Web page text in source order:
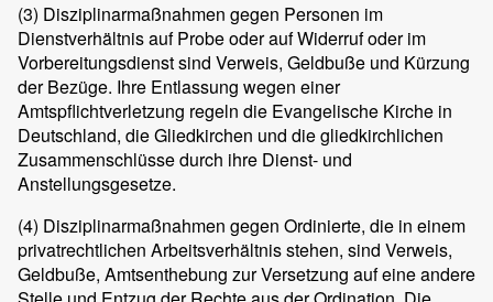
(3) Disziplinarmaßnahmen gegen Personen im
Dienstverhältnis auf Probe oder auf Widerruf oder im
Vorbereitungsdienst sind Verweis, Geldbuße und Kürzung
der Bezüge. Ihre Entlassung wegen einer
Amtspflichtverletzung regeln die Evangelische Kirche in
Deutschland, die Gliedkirchen und die gliedkirchlichen
Zusammenschlüsse durch ihre Dienst- und
Anstellungsgesetze.
(4) Disziplinarmaßnahmen gegen Ordinierte, die in einem
privatrechtlichen Arbeitsverhältnis stehen, sind Verweis,
Geldbuße, Amtsenthebung zur Versetzung auf eine andere